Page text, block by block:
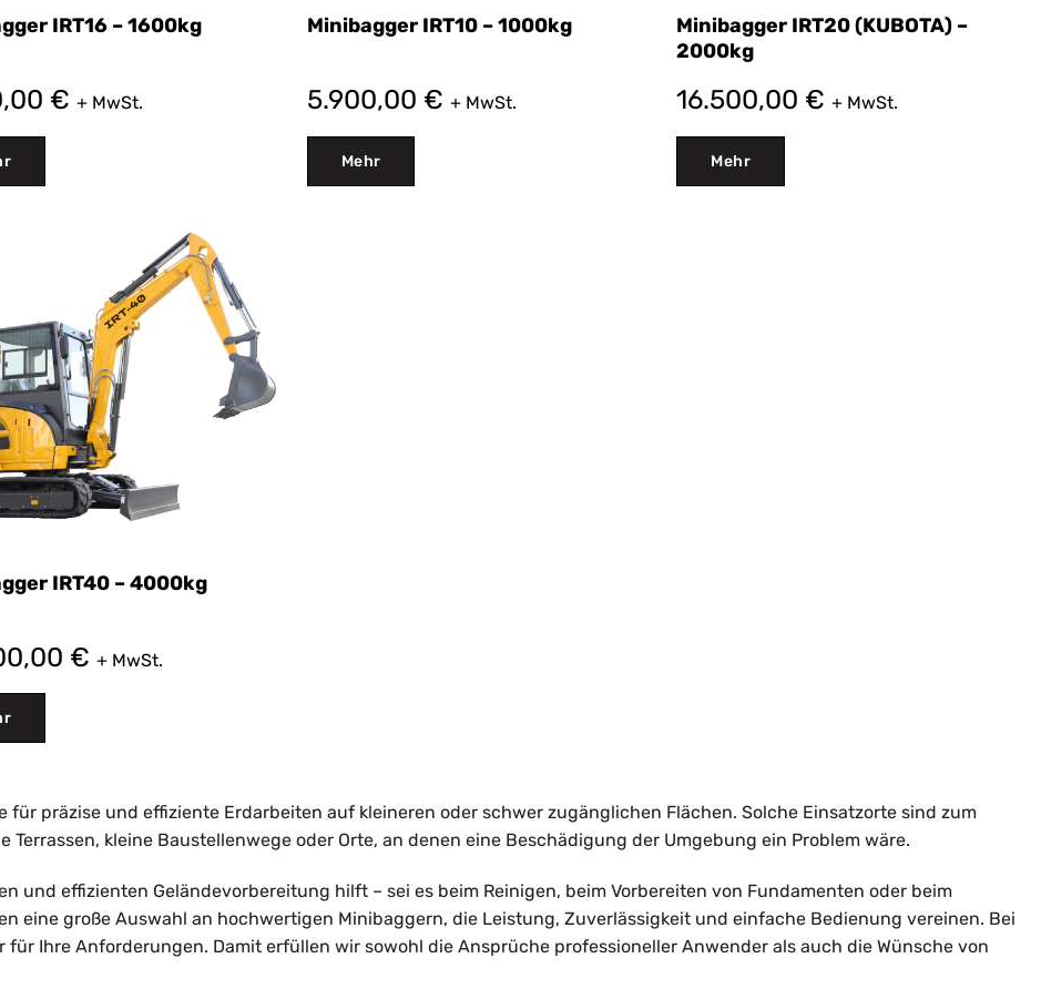
IRT16 – 1600kg
€ + MwSt.
Minibagger IRT10 – 1000kg
5.900,00 € + MwSt.
Mehr
Minibagger IRT20 (KUBOTA) –
2000kg
16.500,00 € + MwSt.
Mehr
IRT40 – 4000kg
€ + MwSt.
präzise und effiziente Erdarbeiten auf kleineren oder schwer zugänglichen Flächen. Solche Einsatzorte sind zum
Terrassen, kleine Baustellenwege oder Orte, an denen eine Beschädigung der Umgebung ein Problem wäre.
und effizienten Geländevorbereitung hilft – sei es beim Reinigen, beim Vorbereiten von Fundamenten oder beim
eine große Auswahl an hochwertigen Minibaggern, die Leistung, Zuverlässigkeit und einfache Bedienung vereinen. Bei
Ihre Anforderungen. Damit erfüllen wir sowohl die Ansprüche professioneller Anwender als auch die Wünsche von